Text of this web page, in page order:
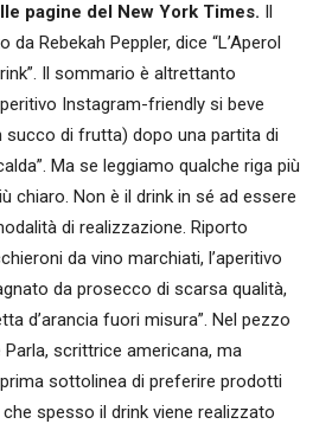
pagine del New York Times. Il
Rebekah Peppler, dice “L’Aperol
Il sommario è altrettanto
Instagram-friendly si beve
succo di frutta) dopo una partita di
Ma se leggiamo qualche riga più
chiaro. Non è il drink in sé ad essere
di realizzazione. Riporto
da vino marchiati, l’aperitivo
da prosecco di scarsa qualità,
d’arancia fuori misura”. Nel pezzo
Parla, scrittrice americana, ma
sottolinea di preferire prodotti
spesso il drink viene realizzato